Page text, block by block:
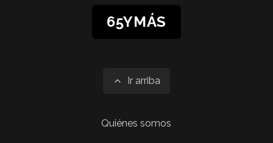
65YMÁS
Ir arriba
Quiénes somos